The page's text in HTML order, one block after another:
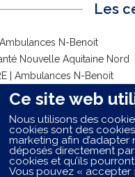
Ce site web
Nous utilisons des
cookies sont des
marketing afin
déposés directement
cookies et qu’ils
Vous pouvez « accepter
Les
Ambulances N-Benoit
Nouvelle Aquitaine Nord
| Ambulances N-Benoit
Nouvelle Aquitaine Nord
BARTHES
Nouvelle Aquitaine Nord
Les